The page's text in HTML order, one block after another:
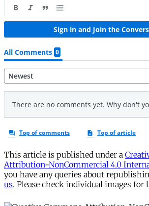
This article is published under a
Attribution-NonCommercial 4.0
you have any queries about
us. Please check individual images for